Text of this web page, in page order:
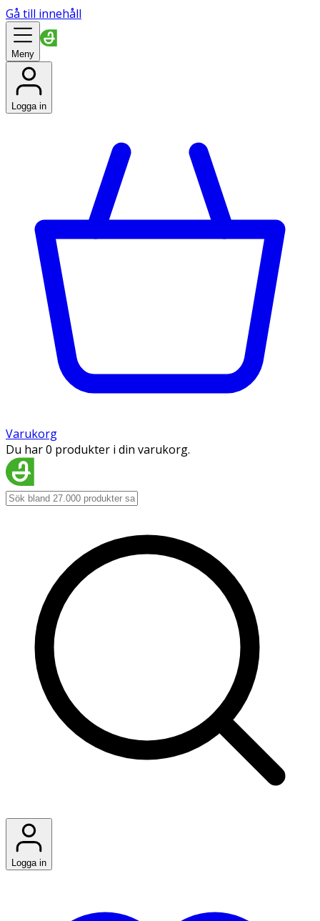
Gå till innehåll
Meny
Logga in
Varukorg
Du har 0 produkter i din varukorg.
Logga in